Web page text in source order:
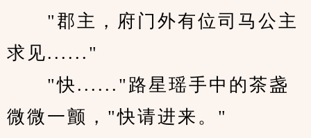
"郡主，府门外有位司马公主
求见......"
"快......"路星瑶手中的茶盏
微微一颤，"快请进来。"